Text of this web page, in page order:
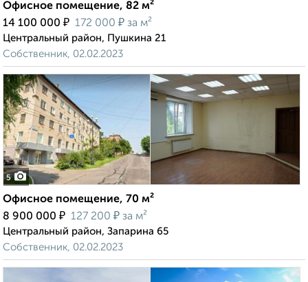
Офисное помещение, 82 м²
14 100 000 ₽ 172 000 ₽ за м²
Центральный район, Пушкина 21
Собственник, 02.02.2023
5
Офисное помещение, 70 м²
8 900 000 ₽ 127 200 ₽ за м²
Центральный район, Запарина 65
Собственник, 02.02.2023